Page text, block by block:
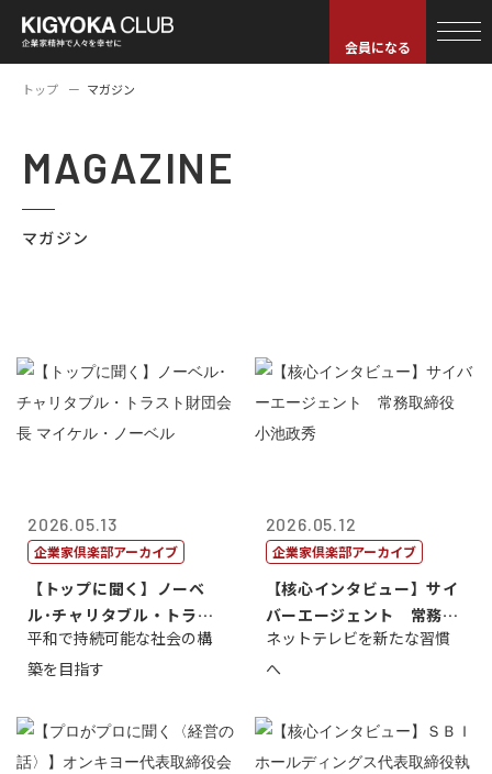
会員になる
トップ マガジン
MAGAZINE
マガジン
2026.05.13
企業家倶楽部アーカイブ
【トップに聞く】ノーベ
ル･チャリタブル・トラス
ト財団会長 マ...
平和で持続可能な社会の構
築を目指す
2026.05.12
企業家倶楽部アーカイブ
【核心インタビュー】サイ
バーエージェント 常務取
締役 小池政...
ネットテレビを新たな習慣
へ